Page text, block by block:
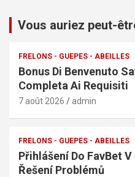
Vous auriez peut-
FRELONS - GUEPES - ABEILLES
Bonus Di Benvenuto
Completa Ai Requisiti
7 août 2026 admin
FRELONS - GUEPES - ABEILLES
Přihlášení Do FavBet
Řešení Problémů